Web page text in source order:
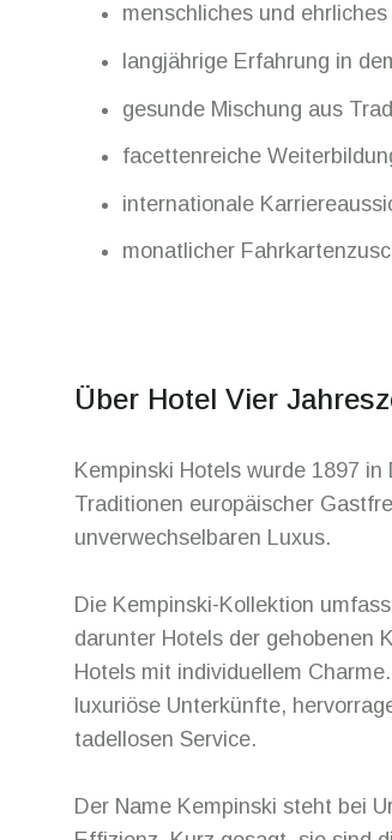
menschliches und
langjährige Erfahrung in
gesunde Mischung aus
facettenreiche
internationale
monatlicher
Über Hotel Vier
Kempinski Hotels wurde 1897
Traditionen europäischer
unverwechselbaren Luxus.
Die Kempinski-Kollektion
darunter Hotels der gehobenen
Hotels mit individuellem
luxuriöse Unterkünfte,
tadellosen Service.
Der Name Kempinski steht bei